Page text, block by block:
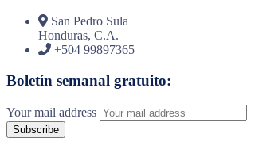
San Pedro Sula
Honduras, C.A.
+504 99897365
Boletín semanal gratuito:
Your mail address